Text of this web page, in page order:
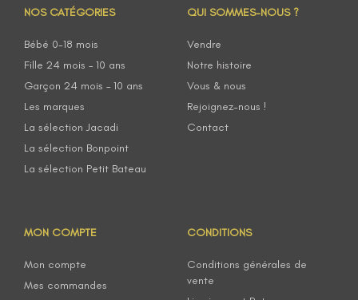
NOS CATÉGORIES
Bébé 0-18 mois
Fille 24 mois – 10 ans
Garçon 24 mois – 10 ans
Les marques
La sélection Jacadi
La sélection Bonpoint
La sélection Petit Bateau
QUI SOMMES-NOUS ?
Vendre
Notre histoire
Vous & nous
Rejoignez-nous !
Contact
MON COMPTE
Mon compte
Mes commandes
CONDITIONS
Conditions générales de
vente